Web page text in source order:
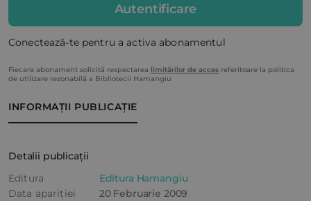
INFORMAȚII PUBLICAȚIE
Detalii publicații
Editura
Editura Hamangiu
Data apariției
20 Februarie 2009
Autentificare
Conectează-te pentru a activa abonamentul
Fiecare abonament solicită respectarea limitărilor de acces referitoare la politica
de utilizare rezonabilă a Bibliotecii Hamangiu